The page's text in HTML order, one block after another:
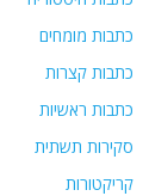
כתבות מומחים
כתבות קצרות
כתבות ראשיות
סקירות תשתית
קריקטורות